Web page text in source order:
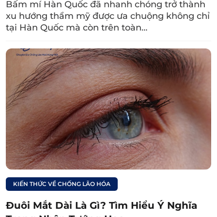
mang một cá tính mạnh mẽ, độc lập và đầy
ngoan cường. Họ không cho phép bất kỳ ai,
đặc biệt là đàn ông làm tổn thương mình.
Họ là những người chân thành, nhưng
không thích bày tỏ sự ngọt ngào. Trước
những vấn đề trong cuộc sống, họ luôn
thẳng thắn, không e ngại đối đầu và sẵn
sàng vượt qua mọi thử thách. Tuy nhiên, sự
quyết đoán và phong cách sống độc lập có
thể khiến những người sở hữu mày xếch bị
nhìn nhận là khó gần hoặc khác biệt trong
mắt người khác.
Sự nghiệp: Với cá tính độc lập và tự chủ, phụ
nữ sở hữu lông mày xếch thường có con
đường sự nghiệp thành công. Họ quan niệm
Bấm mí Hàn Quốc đã nhanh chóng trở thành
xu hướng thẩm mỹ được ưa chuộng không chỉ
tại Hàn Quốc mà còn trên toàn…
KIẾN THỨC VỀ CHỐNG LÃO HÓA
Đuôi Mắt Dài Là Gì? Tìm Hiểu Ý Nghĩa